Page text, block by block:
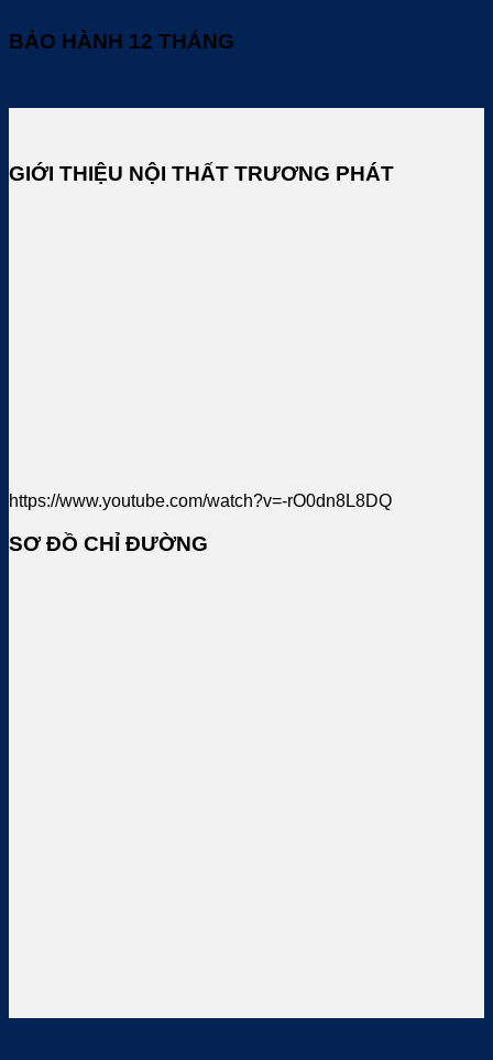
BẢO HÀNH 12 THÁNG
GIỚI THIỆU NỘI THẤT TRƯƠNG PHÁT
https://www.youtube.com/watch?v=-rO0dn8L8DQ
SƠ ĐỒ CHỈ ĐƯỜNG